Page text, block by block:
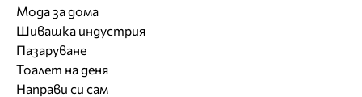
Мода за дома
Шивашка индустрия
Пазаруване
Тоалет на деня
Направи си сам